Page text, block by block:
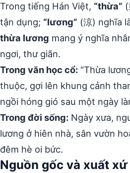
Trong tiếng Hán Việt, “thừa”
tận dụng; “lương” (涼) nghĩa
thừa lương mang ý nghĩa
ngơi, thư giãn.
Trong văn học cổ: “Thừa
thuộc, gợi lên khung cảnh
ngồi hóng gió sau một ngày
Trong đời sống: Ngày xưa,
lương ở hiên nhà, sân vườn
đêm hè oi bức.
Nguồn gốc và xuất xứ